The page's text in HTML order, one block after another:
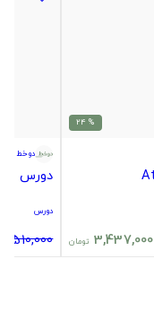
% 24
3,437,000 تومان
دوخط
دورس Ateez
دورس
4,510,000